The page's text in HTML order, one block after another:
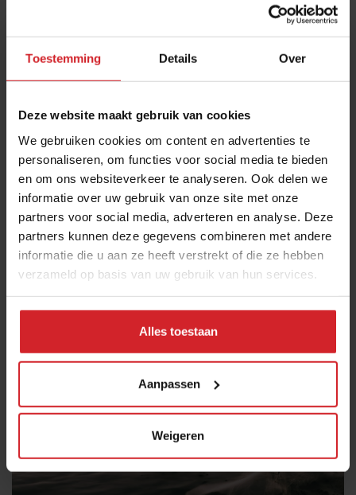
Toestemming Details Over
Deze website maakt gebruik van cookies
We gebruiken cookies om content en advertenties te
personaliseren, om functies voor social media te bieden
en om ons websiteverkeer te analyseren. Ook delen we
informatie over uw gebruik van onze site met onze
partners voor social media, adverteren en analyse. Deze
partners kunnen deze gegevens combineren met andere
informatie die u aan ze heeft verstrekt of die ze hebben
verzameld op basis van uw gebruik van hun services.
Alles toestaan
Aanpassen
Weigeren
De Vijfde Smaak
27 juni 2011| 1 min